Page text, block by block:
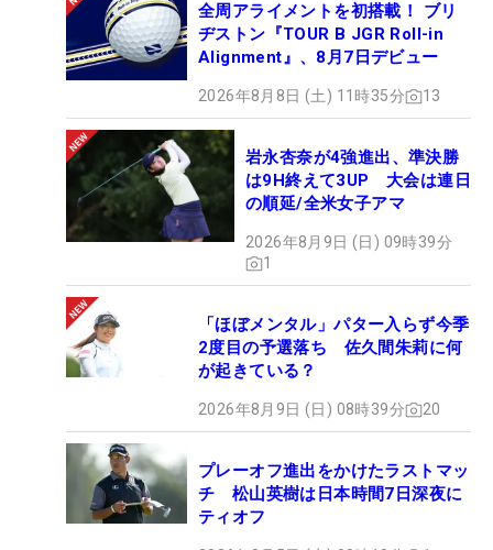
全周アライメントを初搭載！ ブリ
ヂストン『TOUR B JGR Roll-in
Alignment』、8月7日デビュー
2026年8月8日 (土) 11時35分 13
岩永杏奈が4強進出、準決勝
は9H終えて3UP 大会は連日
の順延/全米女子アマ
2026年8月9日 (日) 09時39分
1
「ほぼメンタル」パター入らず今季
2度目の予選落ち 佐久間朱莉に何
が起きている？
2026年8月9日 (日) 08時39分 20
プレーオフ進出をかけたラストマッ
チ 松山英樹は日本時間7日深夜に
ティオフ